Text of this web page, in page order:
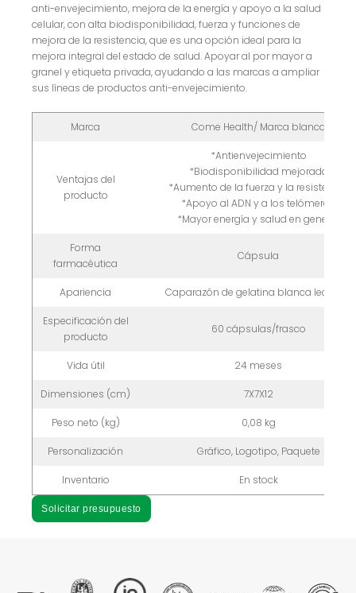
anti-envejecimiento, mejora de la energía y apoyo a la salud
celular, con alta biodisponibilidad, fuerza y funciones de
mejora de la resistencia, que es una opción ideal para la
mejora integral del estado de salud. Apoyar al por mayor a
granel y etiqueta privada, ayudando a las marcas a ampliar
sus líneas de productos anti-envejecimiento.
Marca Come Health/ Marca blanca
Ventajas del
producto
*Antienvejecimiento
*Biodisponibilidad mejorada
*Aumento de la fuerza y la resistencia
*Apoyo al ADN y a los telómeros
*Mayor energía y salud en general
Forma
farmacéutica
Cápsula
Apariencia Caparazón de gelatina blanca lechosa
Especificación del
producto
60 cápsulas/frasco
Vida útil 24 meses
Dimensiones (cm) 7X7X12
Peso neto (kg) 0,08 kg
Personalización Gráfico, Logotipo, Paquete
Inventario En stock
Solicitar presupuesto